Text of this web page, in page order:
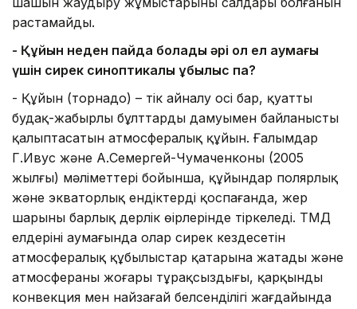
растамайды.
- Құйын неден пайда болады әрі ол ел аумағы
үшін сирек синоптикалық құбылыс па?
- Құйын (торнадо) – тік айналу осі бар, қуатты
будақ-жаңбырлы бұлттардың дамуымен байланысты
қалыптасатын атмосфералық құйын. Ғалымдар
Г.Ивус және А.Семергей-Чумаченконың (2005
жылғы) мәліметтері бойынша, құйындар полярлық
және экваторлық ендіктерді қоспағанда, жер
шарының барлық дерлік өңірлерінде тіркеледі. ТМД
елдерінің аумағында олар сирек кездесетін
атмосфералық құбылыстар қатарына жатады және
атмосфераның жоғары тұрақсыздығы, қарқынды
конвекция мен найзағай белсенділігі жағдайында